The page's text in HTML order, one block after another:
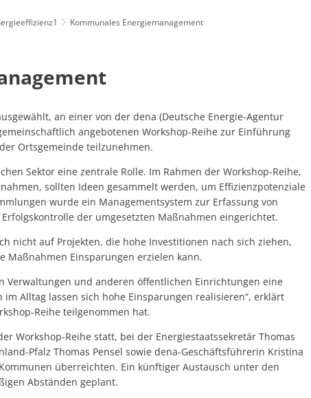
Kommunales Energiemanagement
an einer von der dena (Deutsche Energie-Agentur
angebotenen Workshop-Reihe zur Einführung
Ortsgemeinde teilzunehmen.
Sektor eine zentrale Rolle. Im Rahmen der Workshop-Reihe,
sollten Ideen gesammelt werden, um Effizienzpotenziale
wurde ein Managementsystem zur Erfassung von
der umgesetzten Maßnahmen eingerichtet.
nicht auf Projekten, die hohe Investitionen nach sich ziehen,
Maßnahmen Einsparungen erzielen kann.
Verwaltungen und anderen öffentlichen Einrichtungen eine
Alltag lassen sich hohe Einsparungen realisieren“, erklärt
Reihe teilgenommen hat.
Workshop-Reihe statt, bei der Energiestaatssekretär Thomas
Pfalz Thomas Pensel sowie dena-Geschäftsführerin Kristina
überreichten. Ein künftiger Austausch unter den
Abständen geplant.